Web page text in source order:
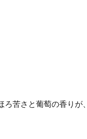
苦さと葡萄の香りが